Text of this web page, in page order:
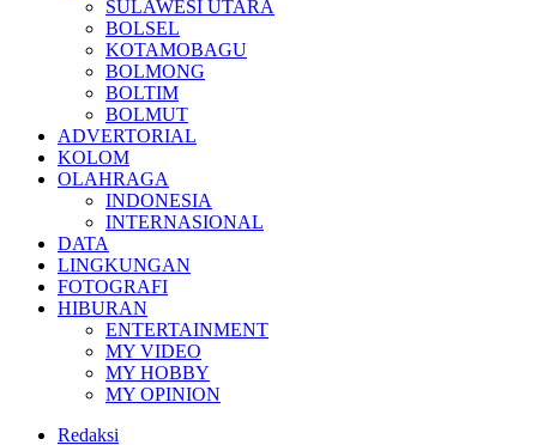
SULAWESI UTARA
BOLSEL
KOTAMOBAGU
BOLMONG
BOLTIM
BOLMUT
ADVERTORIAL
KOLOM
OLAHRAGA
INDONESIA
INTERNASIONAL
DATA
LINGKUNGAN
FOTOGRAFI
HIBURAN
ENTERTAINMENT
MY VIDEO
MY HOBBY
MY OPINION
Redaksi